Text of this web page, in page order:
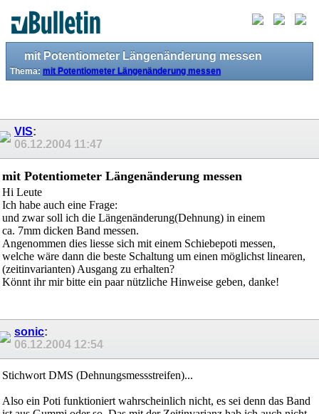
mit Potentiometer Längenänderung messen
Thema: mit Potentiometer Längenänderung messen
VIS:
06.12.2004 11:47
mit Potentiometer Längenänderung messen
Hi Leute
Ich habe auch eine Frage:
und zwar soll ich die Längenänderung(Dehnung) in einem
ca. 7mm dicken Band messen.
Angenommen dies liesse sich mit einem Schiebepoti messen,
welche wäre dann die beste Schaltung um einen möglichst linearen,
(zeitinvarianten) Ausgang zu erhalten?
Könnt ihr mir bitte ein paar nützliche Hinweise geben, danke!
sonic:
06.12.2004 12:54
Stichwort DMS (Dehnungsmessstreifen)...
Also ein Poti funktioniert wahrscheinlich nicht, es sei denn das Band